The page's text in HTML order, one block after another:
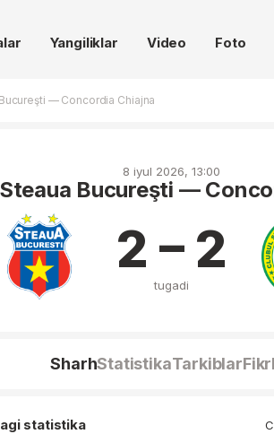
Yangiliklar Video Foto
— Concordia Chiajna
8 iyul 2026, 13:00
Bucureşti —
2 – 2
tugadi
SharhStatistikaTarkiblar
statistika